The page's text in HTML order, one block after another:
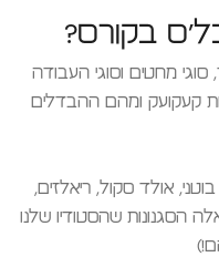
בקורס?
סוגי מחטים וסוגי העבודה
קעקועק ומהם ההבדלים
בוטני, אולד סקול, ריאלזים,
הסגנונות שהסטודיו שלנו